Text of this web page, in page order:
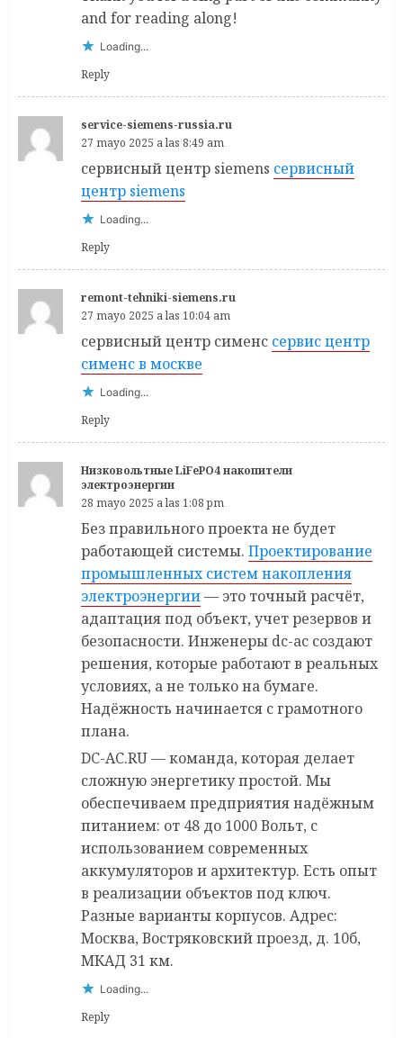
and for reading along!
Loading...
Reply
service-siemens-russia.ru
27 mayo 2025 a las 8:49 am
сервисный центр siemens сервисный
центр siemens
Loading...
Reply
remont-tehniki-siemens.ru
27 mayo 2025 a las 10:04 am
сервисный центр сименс сервис центр
сименс в москве
Loading...
Reply
Низковольтные LiFePO4 накопители
электроэнергии
28 mayo 2025 a las 1:08 pm
Без правильного проекта не будет
работающей системы. Проектирование
промышленных систем накопления
электроэнергии— это точный расчёт,
адаптация под объект, учет резервов и
безопасности. Инженеры dc-ac создают
решения, которые работают в реальных
условиях, а не только на бумаге.
Надёжность начинается с грамотного
плана.
DC-AC.RU — команда, которая делает
сложную энергетику простой. Мы
обеспечиваем предприятия надёжным
питанием: от 48 до 1000 Вольт, с
использованием современных
аккумуляторов и архитектур. Есть опыт
в реализации объектов под ключ.
Разные варианты корпусов. Адрес:
Москва, Востряковский проезд, д. 10б,
МКАД 31 км.
Loading...
Reply